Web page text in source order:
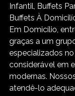
Infantil, Buffets
Buffets À
Em Domicílio,
graças a um
especializados
considerável em
modernas.
atendê-lo